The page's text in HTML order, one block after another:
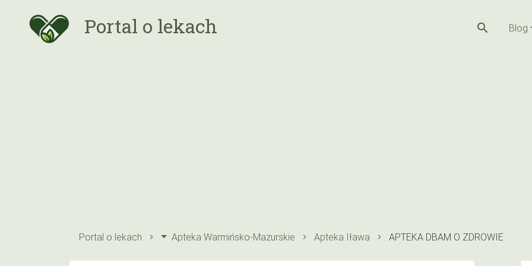
Portal o lekach search Blog
Portal o lekach Apteka Warmińsko-Mazurskie Apteka Iława APTEKA DBAM O ZDROWIE